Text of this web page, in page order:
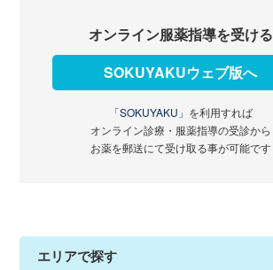
オンライン服薬指導を受ける
SOKUYAKUウェブ版へ
「SOKUYAKU」 を利用すれば
オンライン診療・服薬指導の受診から
お薬を郵送にて受け取る事が可能です
エリアで探す